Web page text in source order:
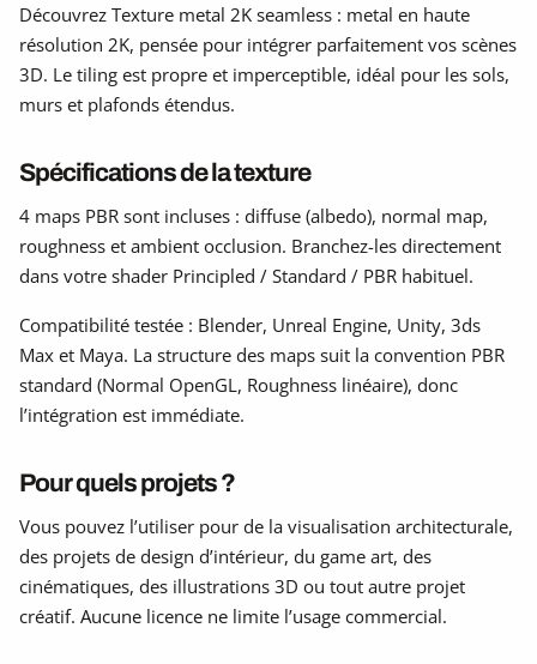
Découvrez Texture metal 2K seamless : metal en haute
résolution 2K, pensée pour intégrer parfaitement vos scènes
3D. Le tiling est propre et imperceptible, idéal pour les sols,
murs et plafonds étendus.
Spécifications de la texture
4 maps PBR sont incluses : diffuse (albedo), normal map,
roughness et ambient occlusion. Branchez-les directement
dans votre shader Principled / Standard / PBR habituel.
Compatibilité testée : Blender, Unreal Engine, Unity, 3ds
Max et Maya. La structure des maps suit la convention PBR
standard (Normal OpenGL, Roughness linéaire), donc
l’intégration est immédiate.
Pour quels projets ?
Vous pouvez l’utiliser pour de la visualisation architecturale,
des projets de design d’intérieur, du game art, des
cinématiques, des illustrations 3D ou tout autre projet
créatif. Aucune licence ne limite l’usage commercial.